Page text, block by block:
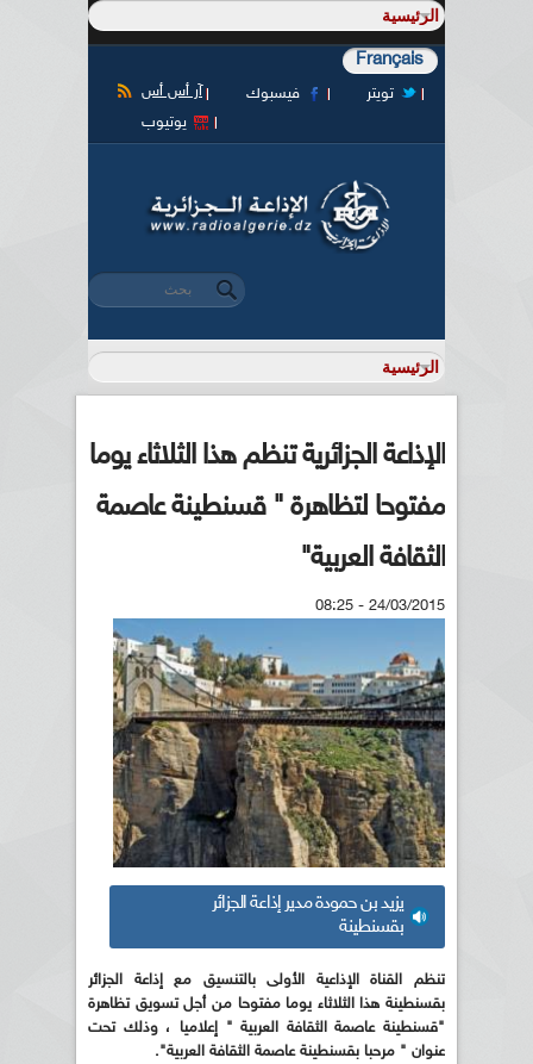
Français
آر أس أس فيسبوك
تويتر
يوتيوب
استمارة البحث
‏بحث ‏
الإذاعة الجزائرية تنظم هذا الثلاثاء يوما
مفتوحا لتظاهرة " قسنطينة عاصمة
الثقافة العربية"
24/03/2015 - 08:25
يزيد بن حمودة مدير إذاعة الجزائر
بقسنطينة
تنظم القناة الإذاعية الأولى بالتنسيق مع إذاعة الجزائر
بقسنطينة هذا الثلاثاء يوما مفتوحا من أجل تسويق تظاهرة
"قسنطينة عاصمة الثقافة العربية " إعلاميا ، وذلك تحت
عنوان " مرحبا بقسنطينة عاصمة الثقافة العربية".